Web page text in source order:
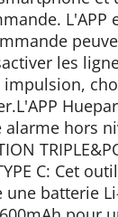
L'APP
les
impulsion,
alarme hors
C: Cet
une batterie